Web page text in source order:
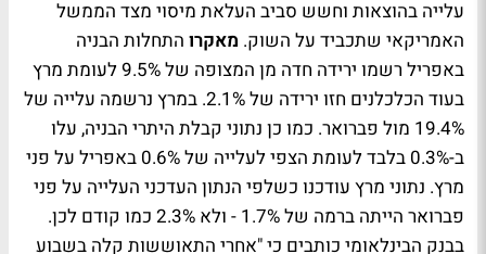
עלייה בהוצאות וחשש סביב העלאת מיסוי מצד הממשל
האמריקאי שתכביד על השוק. מאקרו התחלות הבניה
באפריל רשמו ירידה חדה מן המצופה של 9.5% לעומת מרץ
בעוד הכלכלנים חזו ירידה של 2.1%. במרץ נרשמה עלייה של
19.4% מול פברואר. כמו כן נתוני קבלת היתרי הבניה, עלו
ב-0.3% בלבד לעומת הצפי לעלייה של 0.6% באפריל על פני
מרץ. נתוני מרץ עודכנו כשלפי הנתון העדכני העלייה על פני
פברואר הייתה ברמה של 1.7% - ולא 2.3% כמו קודם לכן.
בבנק הבינלאומי כותבים כי "אחרי התאוששות קלה בשבוע